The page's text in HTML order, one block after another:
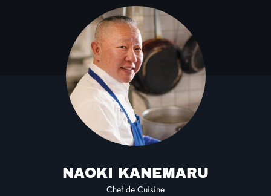
NAOKI KANEMARU
Chef de Cuisine